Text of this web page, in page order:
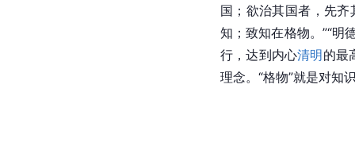
国；欲治其国者，先
知；致知在格物。”“明
行，达到内心清明的最
理念。“格物”就是对知